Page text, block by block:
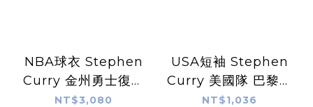
NBA球衣 Stephen
Curry 金州勇士復古
白 HWC Nike
NT$3,080
USA短袖 Stephen
Curry 美國隊 巴黎奧
運圖片短袖 Stadium
NT$1,036